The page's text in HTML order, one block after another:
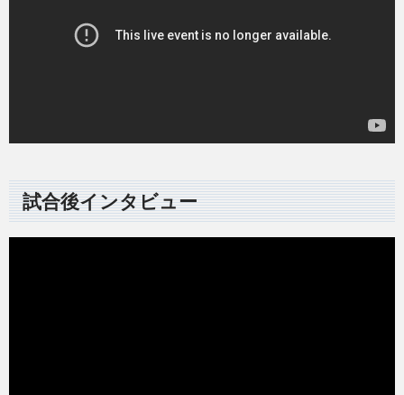
試合後インタビュー